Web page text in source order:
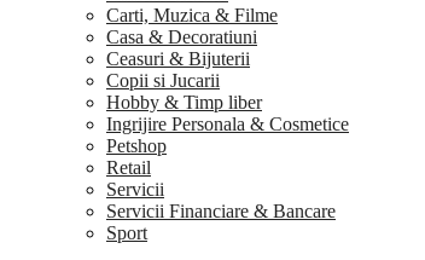
Carti, Muzica & Filme
Casa & Decoratiuni
Ceasuri & Bijuterii
Copii si Jucarii
Hobby & Timp liber
Ingrijire Personala & Cosmetice
Petshop
Retail
Servicii
Servicii Financiare & Bancare
Sport